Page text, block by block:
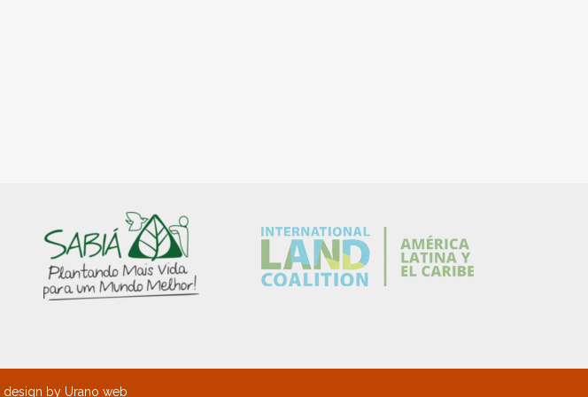
design by Urano web